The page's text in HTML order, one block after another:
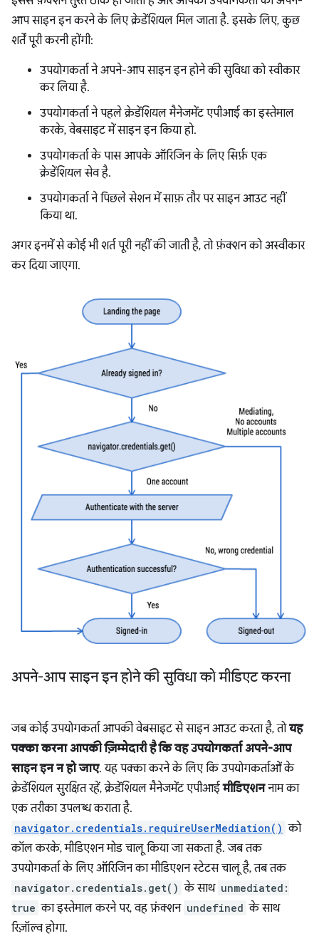
आप साइन इन करने के लिए क्रेडेंशियल मिल जाता है. इसके लिए, कुछ
शर्तें पूरी करनी होंगी:
उपयोगकर्ता ने अपने-आप साइन इन होने की सुविधा को स्वीकार
कर लिया है.
उपयोगकर्ता ने पहले क्रेडेंशियल मैनेजमेंट एपीआई का इस्तेमाल
करके, वेबसाइट में साइन इन किया हो.
उपयोगकर्ता के पास आपके ऑरिजिन के लिए सिर्फ़ एक
क्रेडेंशियल सेव है.
उपयोगकर्ता ने पिछले सेशन में साफ़ तौर पर साइन आउट नहीं
किया था.
अगर इनमें से कोई भी शर्त पूरी नहीं की जाती है, तो फ़ंक्शन को अस्वीकार
कर दिया जाएगा.
अपने-आप साइन इन होने की सुविधा को मीडिएट करना
जब कोई उपयोगकर्ता आपकी वेबसाइट से साइन आउट करता है, तोयह
पक्का करना आपकी ज़िम्मेदारी है कि वह उपयोगकर्ता अपने-आप
साइन इन न हो जाए. यह पक्का करने के लिए कि उपयोगकर्ताओं के
क्रेडेंशियल सुरक्षित रहें, क्रेडेंशियल मैनेजमेंट एपीआईमीडिएशननाम का
एक तरीका उपलब्ध कराता है.
navigator.credentials.requireUserMediation() को
कॉल करके, मीडिएशन मोड चालू किया जा सकता है. जब तक
उपयोगकर्ता के लिए ऑरिजिन का मीडिएशन स्टेटस चालू है, तब तक
navigator.credentials.get() के साथ unmediated:
true का इस्तेमाल करने पर, वह फ़ंक्शन undefined के साथ
रिज़ॉल्व होगा.